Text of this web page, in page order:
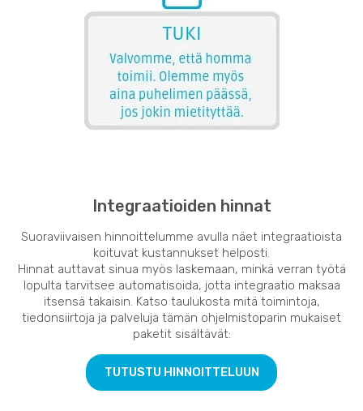
Integraatioiden hinnat
Suoraviivaisen hinnoittelumme avulla näet integraatioista
koituvat kustannukset helposti.
Hinnat auttavat sinua myös laskemaan, minkä verran työtä
lopulta tarvitsee automatisoida, jotta integraatio maksaa
itsensä takaisin. Katso taulukosta mitä toimintoja,
tiedonsiirtoja ja palveluja tämän ohjelmistoparin mukaiset
paketit sisältävät:
TUTUSTU HINNOITTELUUN